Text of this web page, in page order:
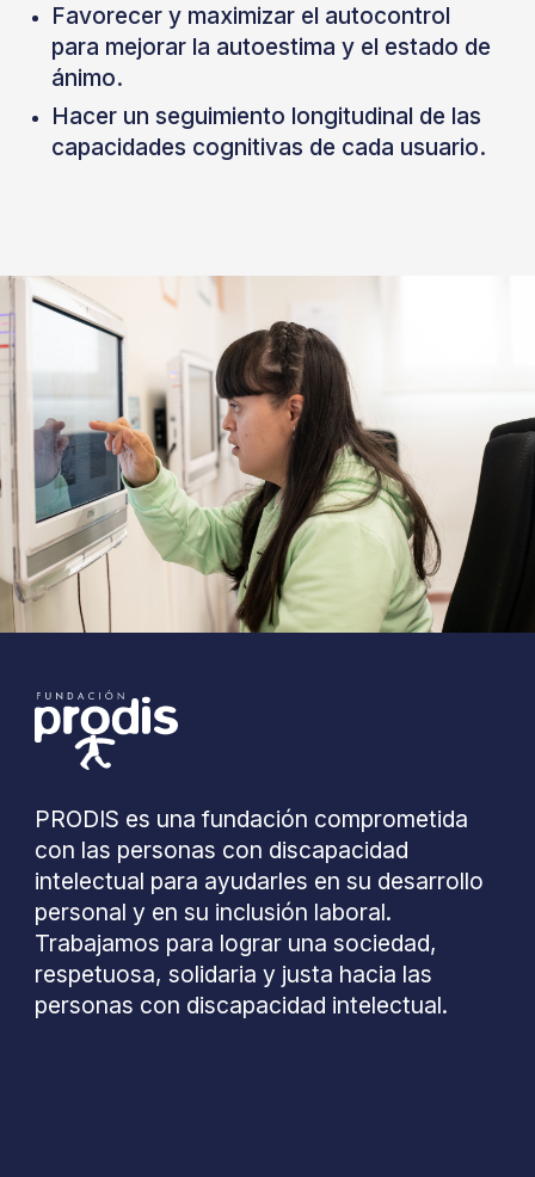
Favorecer y maximizar el autocontrol
para mejorar la autoestima y el estado de
ánimo.
Hacer un seguimiento longitudinal de las
capacidades cognitivas de cada usuario.
PRODIS es una fundación comprometida
con las personas con discapacidad
intelectual para ayudarles en su desarrollo
personal y en su inclusión laboral.
Trabajamos para lograr una sociedad,
respetuosa, solidaria y justa hacia las
personas con discapacidad intelectual.